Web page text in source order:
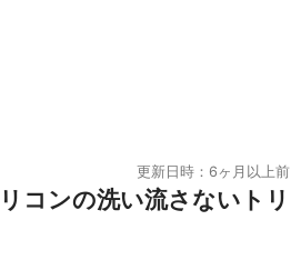
更新日時：6ヶ月以上前
コンの洗い流さないトリ